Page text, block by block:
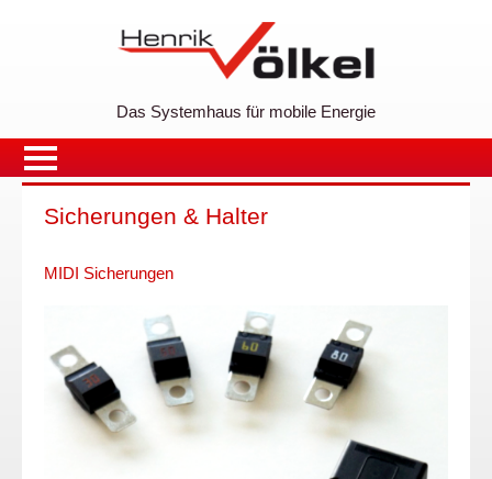
Das Systemhaus für mobile Energie
Sicherungen & Halter
MIDI Sicherungen